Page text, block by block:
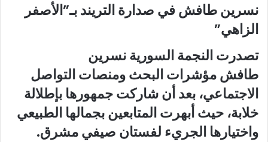
نسرين طافش في صدارة التريند بـ”الأصفر
الزاهي”
تصدرت النجمة السوريةنسرين
طافشمؤشرات البحث ومنصات التواصل
الاجتماعي، بعد أن شاركت جمهورها بإطلالة
خلابة، حيث أبهرت المتابعين بجمالها الطبيعي
واختيارها الجريء لفستان صيفي مشرق.